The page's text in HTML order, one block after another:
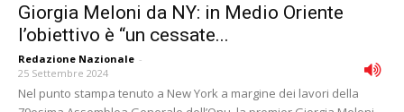
Giorgia Meloni da NY: in Medio Oriente
l’obiettivo è “un cessate...
Redazione Nazionale -
25 Settembre 2024
Nel punto stampa tenuto a New York a margine dei lavori della